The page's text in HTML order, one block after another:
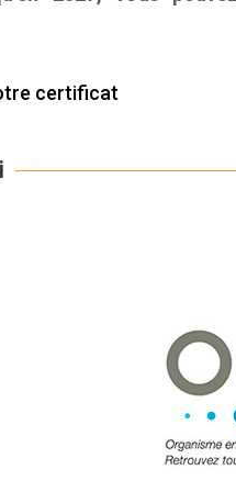
certificat